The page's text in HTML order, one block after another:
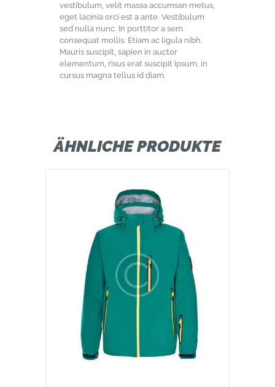
vestibulum, velit massa accumsan metus,
eget lacinia orci est a ante. Vestibulum
sed nulla nunc. In porttitor a sem
consequat mollis. Etiam ac ligula nibh.
Mauris suscipit, sapien in auctor
elementum, risus erat suscipit ipsum, in
cursus magna tellus id diam.
ÄHNLICHE PRODUKTE